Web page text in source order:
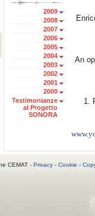
2009
2008
2007
2006
2005
2004
2003
2002
2001
2000
Testimonianze
al Progetto
SONORA
An
1.
CEMAT - Privacy - Cookie -